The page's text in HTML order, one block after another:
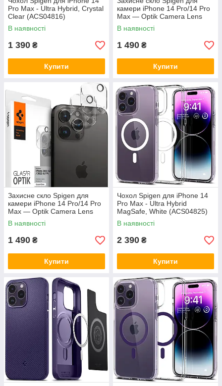
Pro Max - Ultra Hybrid, Crystal
Clear (ACS04816)
В наявності
1 390 ₴
Купити
камери iPhone 14 Pro/14 Pro
Max — Optik Camera Lens
(2шт), Clear (AGL05228)
В наявності
1 490 ₴
Купити
Захисне скло Spigen для
камери iPhone 14 Pro/14 Pro
Max — Optik Camera Lens
(2шт), Clear (AGL05228)
В наявності
1 490 ₴
Купити
Чохол Spigen для iPhone 14
Pro Max - Ultra Hybrid
MagSafe, White (ACS04825)
В наявності
2 390 ₴
Купити